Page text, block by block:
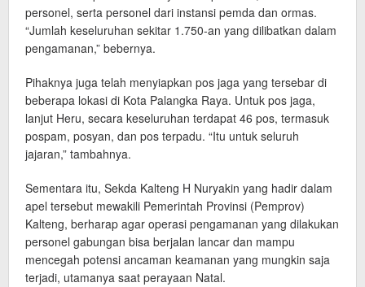
personel, serta personel dari instansi pemda dan ormas.
“Jumlah keseluruhan sekitar 1.750-an yang dilibatkan dalam
pengamanan,” bebernya.
Pihaknya juga telah menyiapkan pos jaga yang tersebar di
beberapa lokasi di Kota Palangka Raya. Untuk pos jaga,
lanjut Heru, secara keseluruhan terdapat 46 pos, termasuk
pospam, posyan, dan pos terpadu. “Itu untuk seluruh
jajaran,” tambahnya.
Sementara itu, Sekda Kalteng H Nuryakin yang hadir dalam
apel tersebut mewakili Pemerintah Provinsi (Pemprov)
Kalteng, berharap agar operasi pengamanan yang dilakukan
personel gabungan bisa berjalan lancar dan mampu
mencegah potensi ancaman keamanan yang mungkin saja
terjadi, utamanya saat perayaan Natal.